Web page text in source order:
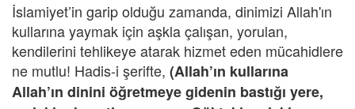
İslamiyet’in garip olduğu zamanda, dinimizi Allah'ın
kullarına yaymak için aşkla çalışan, yorulan,
kendilerini tehlikeye atarak hizmet eden mücahidlere
ne mutlu! Hadis-i şerifte, (Allah’ın kullarına
Allah’ın dinini öğretmeye gidenin bastığı yere,